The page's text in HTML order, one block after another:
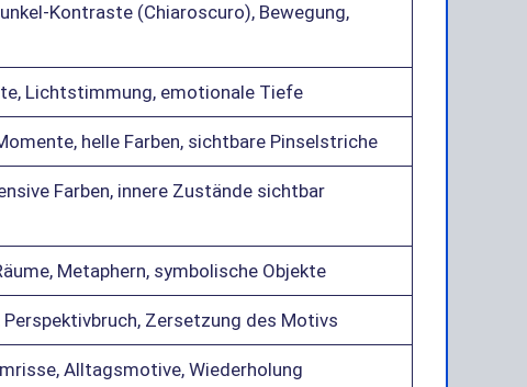
Kontraste (Chiaroscuro), Bewegung,
Lichtstimmung, emotionale Tiefe
helle Farben, sichtbare Pinselstriche
Farben, innere Zustände sichtbar
Metaphern, symbolische Objekte
Zersetzung des Motivs
Alltagsmotive, Wiederholung